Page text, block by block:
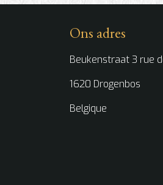
Ons adres
Beukenstraat 3 rue
1620 Drogenbos
Belgique